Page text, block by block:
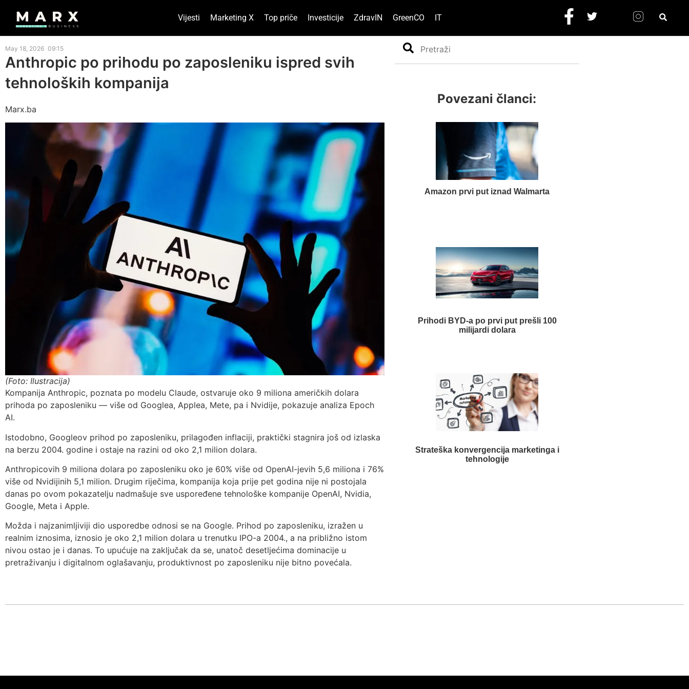
Vijesti Marketing X Top priče Investicije ZdravIN GreenCO IT
May 18, 2026 09:15
Anthropic po prihodu po zaposleniku ispred svih
tehnoloških kompanija
Marx.ba
(Foto: Ilustracija)
Kompanija Anthropic, poznata po modelu Claude, ostvaruje oko 9 miliona američkih dolara
prihoda po zaposleniku — više od Googlea, Applea, Mete, pa i Nvidije, pokazuje analiza Epoch
AI.
Istodobno, Googleov prihod po zaposleniku, prilagođen inflaciji, praktički stagnira još od izlaska
na berzu 2004. godine i ostaje na razini od oko 2,1 milion dolara.
Anthropicovih 9 miliona dolara po zaposleniku oko je 60% više od OpenAI-jevih 5,6 miliona i 76%
više od Nvidijinih 5,1 milion. Drugim riječima, kompanija koja prije pet godina nije ni postojala
danas po ovom pokazatelju nadmašuje sve uspoređene tehnološke kompanije OpenAI, Nvidia,
Google, Meta i Apple.
Možda i najzanimljiviji dio usporedbe odnosi se na Google. Prihod po zaposleniku, izražen u
realnim iznosima, iznosio je oko 2,1 milion dolara u trenutku IPO-a 2004., a na približno istom
nivou ostao je i danas. To upućuje na zaključak da se, unatoč desetljećima dominacije u
pretraživanju i digitalnom oglašavanju, produktivnost po zaposleniku nije bitno povećala.
Search
Povezani članci:
Amazon prvi put iznad Walmarta
Prihodi BYD-a po prvi put prešli 100
milijardi dolara
Strateška konvergencija marketinga i
tehnologije